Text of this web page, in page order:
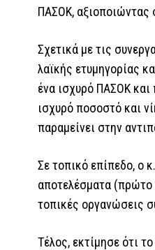
ΠΑΣΟΚ, αξιοποιώντας
Σχετικά με τις
λαϊκής ετυμηγορίας
ένα ισχυρό ΠΑΣΟΚ και
ισχυρό ποσοστό και
παραμείνει στην
Σε τοπικό επίπεδο, ο
αποτελέσματα (πρώτο
τοπικές οργανώσεις
Τέλος, εκτίμησε ότι